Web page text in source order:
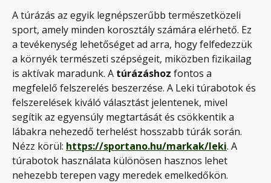
A túrázás az egyik legnépszerűbb természetközeli
sport, amely minden korosztály számára elérhető. Ez
a tevékenység lehetőséget ad arra, hogy felfedezzük
a környék természeti szépségeit, miközben fizikailag
is aktívak maradunk. A túrázáshoz fontos a
megfelelő felszerelés beszerzése. A Leki túrabotok és
felszerelések kiváló választást jelentenek, mivel
segítik az egyensúly megtartását és csökkentik a
lábakra nehezedő terhelést hosszabb túrák során.
Nézz körül: https://sportano.hu/markak/leki. A
túrabotok használata különösen hasznos lehet
nehezebb terepen vagy meredek emelkedőkön.